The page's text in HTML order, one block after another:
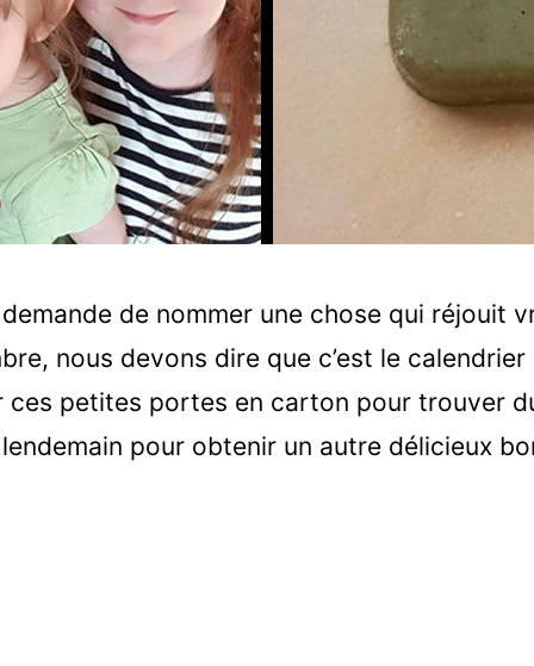
demande de nommer une chose qui réjouit
nous devons dire que c’est le calendrier
ces petites portes en carton pour trouver
pour obtenir un autre délicieux